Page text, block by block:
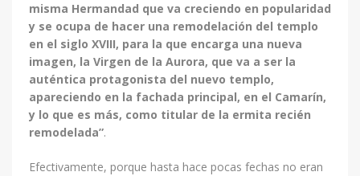
misma Hermandad que va creciendo en popularidad
y se ocupa de hacer una remodelación del templo
en el siglo XVIII, para la que encarga una nueva
imagen, la Virgen de la Aurora, que va a ser la
auténtica protagonista del nuevo templo,
apareciendo en la fachada principal, en el Camarín,
y lo que es más, como titular de la ermita recién
remodelada”.
Efectivamente, porque hasta hace pocas fechas no eran